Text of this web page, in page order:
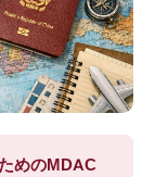
めのMDAC